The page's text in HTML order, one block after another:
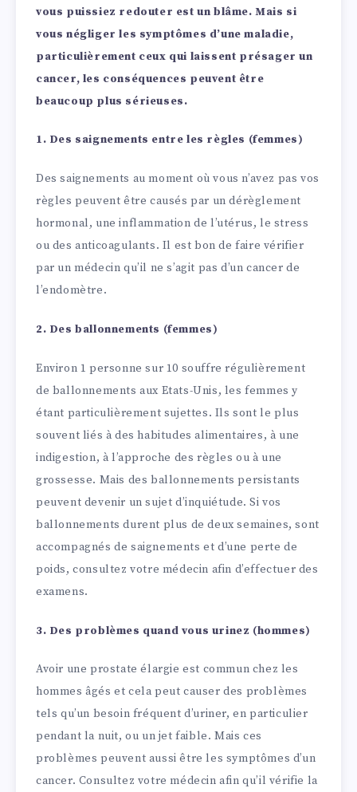
vous puissiez redouter est un blâme. Mais si
vous négliger les symptômes d’une maladie,
particulièrement ceux qui laissent présager un
cancer, les conséquences peuvent être
beaucoup plus sérieuses.
1. Des saignements entre les règles (femmes)
Des saignements au moment où vous n’avez pas vos
règles peuvent être causés par un dérèglement
hormonal, une inflammation de l’utérus, le stress
ou des anticoagulants. Il est bon de faire vérifier
par un médecin qu’il ne s’agit pas d’un cancer de
l’endomètre.
2. Des ballonnements (femmes)
Environ 1 personne sur 10 souffre régulièrement
de ballonnements aux Etats-Unis, les femmes y
étant particulièrement sujettes. Ils sont le plus
souvent liés à des habitudes alimentaires, à une
indigestion, à l’approche des règles ou à une
grossesse. Mais des ballonnements persistants
peuvent devenir un sujet d’inquiétude. Si vos
ballonnements durent plus de deux semaines, sont
accompagnés de saignements et d’une perte de
poids, consultez votre médecin afin d’effectuer des
examens.
3. Des problèmes quand vous urinez (hommes)
Avoir une prostate élargie est commun chez les
hommes âgés et cela peut causer des problèmes
tels qu’un besoin fréquent d’uriner, en particulier
pendant la nuit, ou un jet faible. Mais ces
problèmes peuvent aussi être les symptômes d’un
cancer. Consultez votre médecin afin qu’il vérifie la